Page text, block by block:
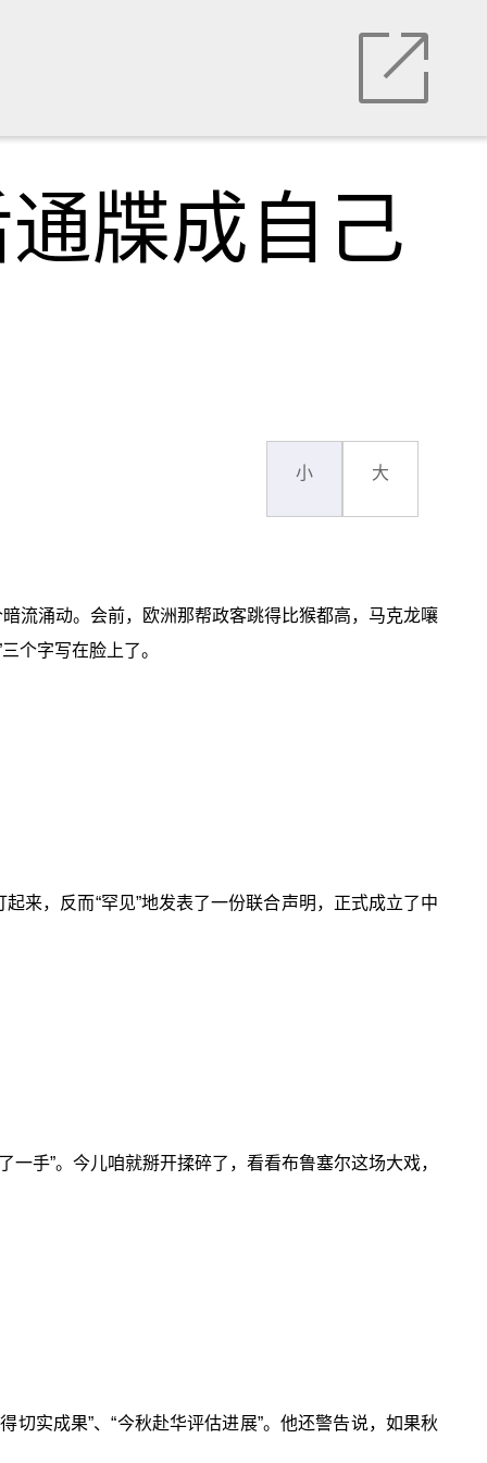
牒成自己
小 大
流涌动。会前，欧洲那帮政客跳得比猴都高，马克龙嚷
个字写在脸上了。
来，反而“罕见”地发表了一份联合声明，正式成立了中
手”。今儿咱就掰开揉碎了，看看布鲁塞尔这场大戏，
实成果”、“今秋赴华评估进展”。他还警告说，如果秋